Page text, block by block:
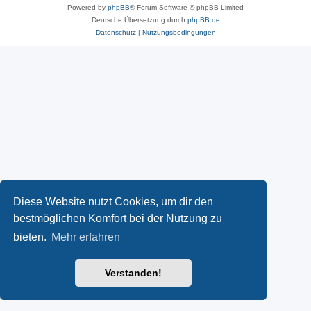
Diese Website nutzt Cookies, um dir den
bestmöglichen Komfort bei der Nutzung zu
bieten. Mehr erfahren
Verstanden!
Powered by phpBB® Forum Software © phpBB Limited
Deutsche Übersetzung durch phpBB.de
Datenschutz| Nutzungsbedingungen